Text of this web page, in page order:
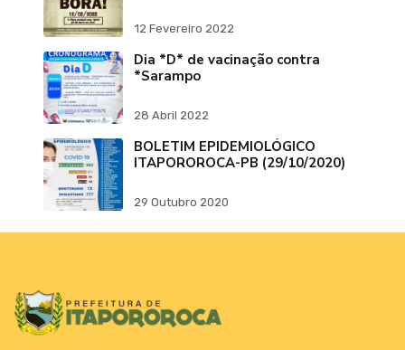
12 Fevereiro 2022
Dia *D* de vacinação contra
*Sarampo
28 Abril 2022
BOLETIM EPIDEMIOLÓGICO
ITAPOROROCA-PB (29/10/2020)
29 Outubro 2020